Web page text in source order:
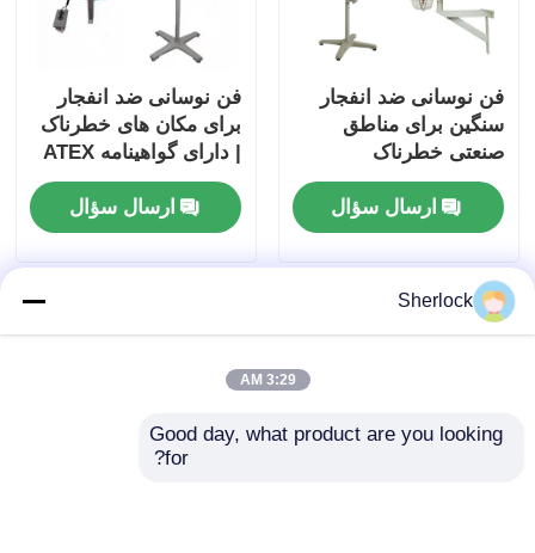
فن نوسانی ضد انفجار
سنگین برای مناطق
صنعتی خطرناک
ارسال سؤال
فن نوسانی ضد انفجار
برای مکان های خطرناک
| دارای گواهینامه ATEX
ارسال سؤال
Sherlock
3:29 AM
Good day, what product are you looking
for?